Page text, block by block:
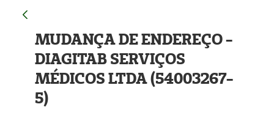
MUDANÇA DE ENDEREÇO -
DIAGITAB SERVIÇOS
MÉDICOS LTDA (54003267-
5)